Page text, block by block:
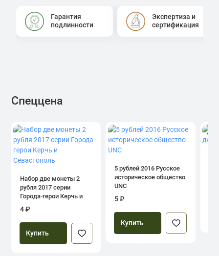
Гарантия
подлинности
Экспертиза и
сертификация
Спеццена
Набор две монеты 2
рубля 2017 серии
Города-герои Керчь и
4 ₽
Купить
5 рублей 2016 Русское
историческое общество
UNC
5 ₽
Купить
4.0